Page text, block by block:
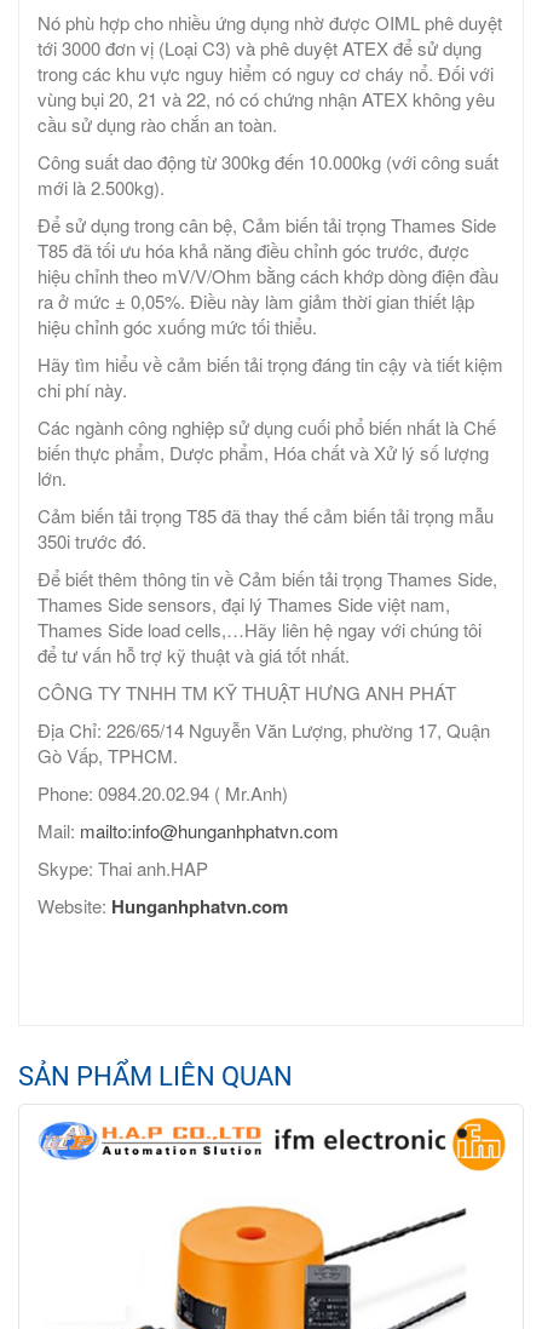
Nó phù hợp cho nhiều ứng dụng nhờ được OIML phê duyệt
tới 3000 đơn vị (Loại C3) và phê duyệt ATEX để sử dụng
trong các khu vực nguy hiểm có nguy cơ cháy nổ. Đối với
vùng bụi 20, 21 và 22, nó có chứng nhận ATEX không yêu
cầu sử dụng rào chắn an toàn.
Công suất dao động từ 300kg đến 10.000kg (với công suất
mới là 2.500kg).
Để sử dụng trong cân bệ, Cảm biến tải trọng Thames Side
T85 đã tối ưu hóa khả năng điều chỉnh góc trước, được
hiệu chỉnh theo mV/V/Ohm bằng cách khớp dòng điện đầu
ra ở mức ± 0,05%. Điều này làm giảm thời gian thiết lập
hiệu chỉnh góc xuống mức tối thiểu.
Hãy tìm hiểu về cảm biến tải trọng đáng tin cậy và tiết kiệm
chi phí này.
Các ngành công nghiệp sử dụng cuối phổ biến nhất là Chế
biến thực phẩm, Dược phẩm, Hóa chất và Xử lý số lượng
lớn.
Cảm biến tải trọng T85 đã thay thế cảm biến tải trọng mẫu
350i trước đó.
Để biết thêm thông tin về Cảm biến tải trọng Thames Side,
Thames Side sensors, đại lý Thames Side việt nam,
Thames Side load cells,…Hãy liên hệ ngay với chúng tôi
để tư vấn hỗ trợ kỹ thuật và giá tốt nhất.
CÔNG TY TNHH TM KỸ THUẬT HƯNG ANH PHÁT
Địa Chỉ: 226/65/14 Nguyễn Văn Lượng, phường 17, Quận
Gò Vấp, TPHCM.
Phone: 0984.20.02.94 ( Mr.Anh)
Mail: mailto:info@hunganhphatvn.com
Skype: Thai anh.HAP
Website: Hunganhphatvn.com
SẢN PHẨM LIÊN QUAN